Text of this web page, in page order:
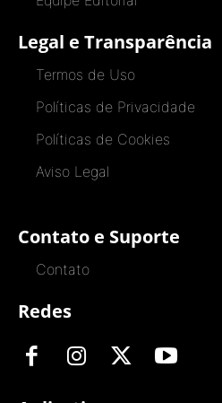
Legal e Transparência
Termos de Uso
Políticas de Privacidade
Políticas de Cookies
Aviso Legal
Contato e Suporte
Contato
Redes